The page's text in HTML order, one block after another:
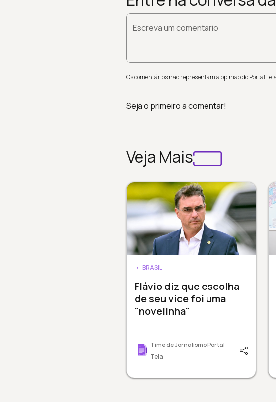
Escreva um comentário
Os comentários não representam a opinião do Portal
Seja o primeiro a comentar!
Veja Mais
BRASIL
Flávio diz que escolha
de seu vice foi uma
"novelinha"
Time de Jornalismo Portal
Tela